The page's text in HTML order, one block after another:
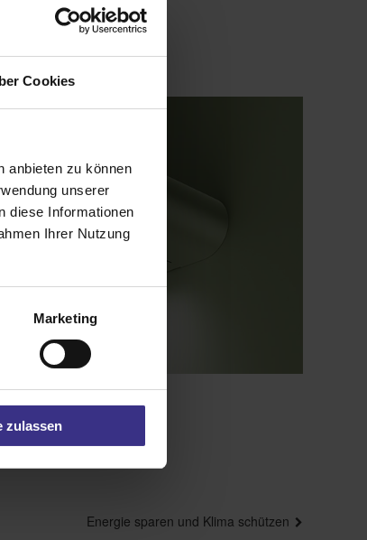
Cookies
anbieten zu können
unserer
diese Informationen
Ihrer Nutzung
Marketing
zulassen
Nächster
Energie sparen und Klima schützen